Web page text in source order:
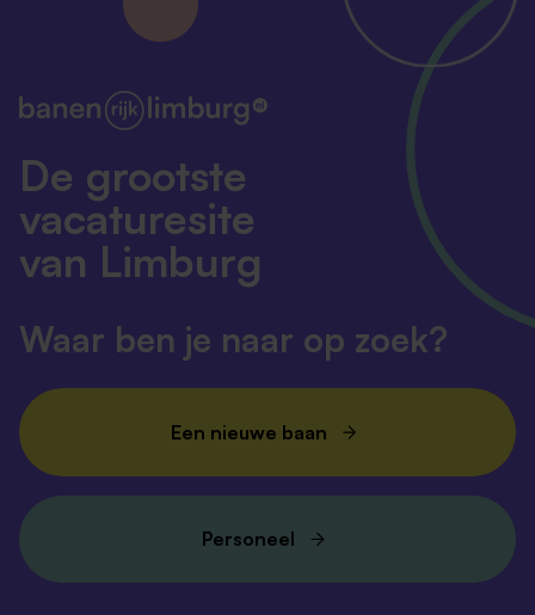
De grootste
vacaturesite
van Limburg
Waar ben je naar op zoek?
Een nieuwe baan
Personeel